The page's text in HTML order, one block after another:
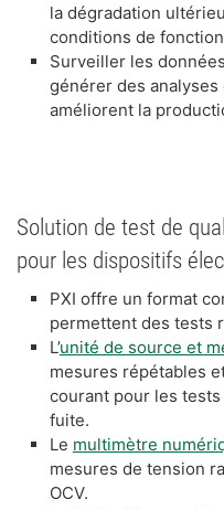
la dégradation
conditions de
Surveiller les
générer des
améliorent la
Solution de test de
pour les dispositifs
PXI offre un format
permettent des tests
L’unité de source et
mesures répétables
courant pour les tests
fuite.
Le multimètre
mesures de tension
OCV.